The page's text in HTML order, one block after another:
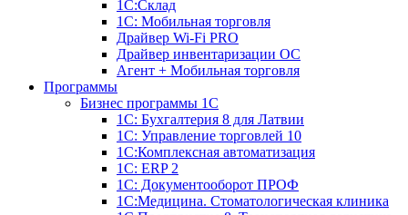
1С:Склад
1С: Мобильная торговля
Драйвер Wi-Fi PRO
Драйвер инвентаризации ОС
Агент + Мобильная торговля
Программы
Бизнес программы 1С
1С: Бухгалтерия 8 для Латвии
1С: Управление торговлей 10
1C:Комплексная автоматизация
1С: ERP 2
1С: Документооборот ПРОФ
1С:Медицина. Стоматологическая клиника